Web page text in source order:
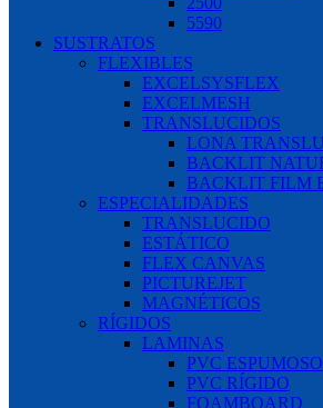
5590
SUSTRATOS
FLEXIBLES
EXCELSYSFLEX
EXCELMESH
TRANSLUCIDOS
LONA
BACKLIT
BACKLIT FILM
ESPECIALIDADES
TRANSLUCIDO
ESTÁTICO
FLEX CANVAS
PICTUREJET
MAGNÉTICOS
RÍGIDOS
LAMINAS
PVC ESPUMOSO
PVC RÍGIDO
FOAMBOARD